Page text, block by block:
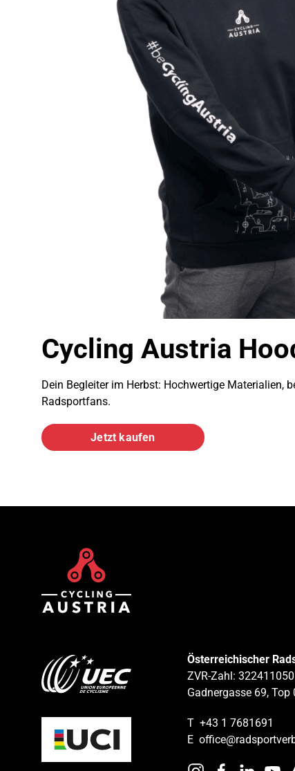
Cycling Austria
Dein Begleiter im Herbst: Hochwertige Materialien,
Radsportfans.
Jetzt kaufen
Österreichischer
ZVR-Zahl: 322411050
Gadnergasse 69, Top
T+43 1 7681691
E